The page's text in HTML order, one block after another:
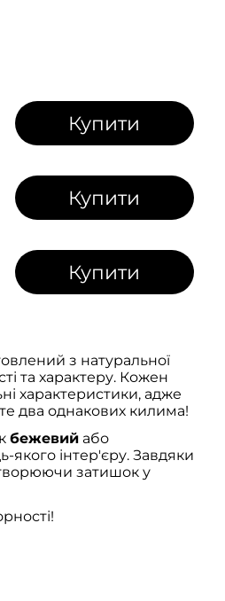
Купити
Купити
Купити
з натуральної
та характеру. Кожен
характеристики, адже
два однакових килима!
бежевийабо
інтер'єру. Завдяки
затишок у